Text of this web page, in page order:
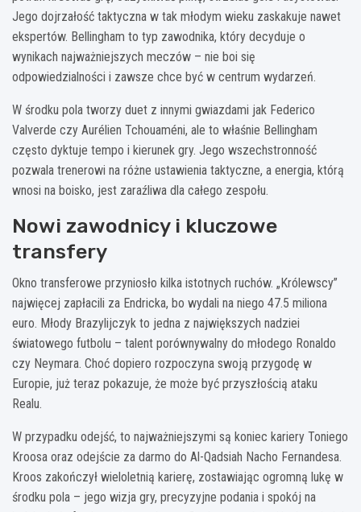
Jego dojrzałość taktyczna w tak młodym wieku zaskakuje nawet
ekspertów. Bellingham to typ zawodnika, który decyduje o
wynikach najważniejszych meczów – nie boi się
odpowiedzialności i zawsze chce być w centrum wydarzeń.
W środku pola tworzy duet z innymi gwiazdami jak Federico
Valverde czy Aurélien Tchouaméni, ale to właśnie Bellingham
często dyktuje tempo i kierunek gry. Jego wszechstronność
pozwala trenerowi na różne ustawienia taktyczne, a energia, którą
wnosi na boisko, jest zaraźliwa dla całego zespołu.
Nowi zawodnicy i kluczowe
transfery
Okno transferowe przyniosło kilka istotnych ruchów. „Królewscy”
najwięcej zapłacili za Endricka, bo wydali na niego 47.5 miliona
euro. Młody Brazylijczyk to jedna z największych nadziei
światowego futbolu – talent porównywalny do młodego Ronaldo
czy Neymara. Choć dopiero rozpoczyna swoją przygodę w
Europie, już teraz pokazuje, że może być przyszłością ataku
Realu.
W przypadku odejść, to najważniejszymi są koniec kariery Toniego
Kroosa oraz odejście za darmo do Al-Qadsiah Nacho Fernandesa.
Kroos zakończył wieloletnią karierę, zostawiając ogromną lukę w
środku pola – jego wizja gry, precyzyjne podania i spokój na